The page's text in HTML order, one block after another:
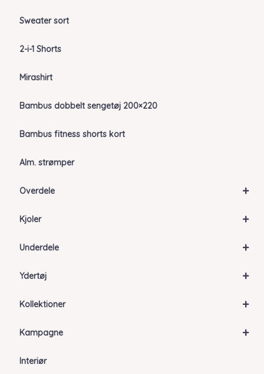
Sweater sort
2-i-1 Shorts
Mirashirt
Bambus dobbelt sengetøj 200×220
Bambus fitness shorts kort
Alm. strømper
+
Overdele
+
Kjoler
+
Underdele
+
Ydertøj
+
Kollektioner
+
Kampagne
Interiør